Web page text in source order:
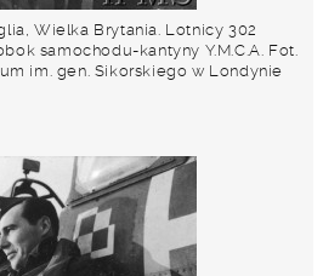
Wielka Brytania. Lotnicy 302
samochodu-kantyny Y.M.C.A. Fot.
im. gen. Sikorskiego w Londynie